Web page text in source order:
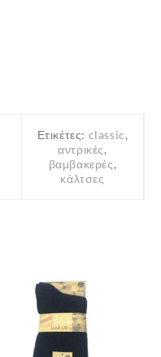
Ετικέτες: classic,
αντρικές,
βαμβακερές,
κάλτσες